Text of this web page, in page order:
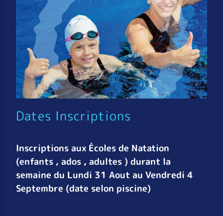
Dates Inscriptions
Inscriptions aux Écoles de Natation
(enfants , ados , adultes ) durant la
semaine du Lundi 31 Aout au Vendredi 4
Septembre (date selon piscine)